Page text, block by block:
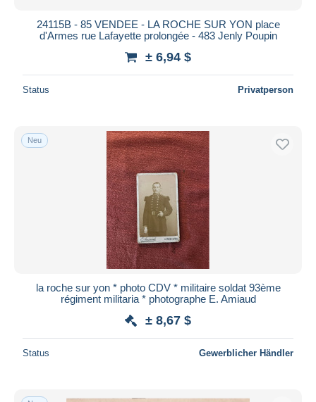
24115B - 85 VENDEE - LA ROCHE SUR YON place
d'Armes rue Lafayette prolongée - 483 Jenly Poupin
± 6,94 $
Status Privatperson
Neu
la roche sur yon * photo CDV * militaire soldat 93ème
régiment militaria * photographe E. Amiaud
± 8,67 $
Status Gewerblicher Händler